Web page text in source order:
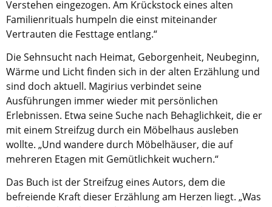
Hinweis
Diese Website wurde am 28. November 2017
archiviert. Neues Online-Angebot:Evangelische
Kirche in Frankfurt.
Verstehen eingezogen. Am Krückstock eines alten
Familienrituals humpeln die einst miteinander
Vertrauten die Festtage entlang.“
Die Sehnsucht nach Heimat, Geborgenheit, Neubeginn,
Wärme und Licht finden sich in der alten Erzählung und
sind doch aktuell. Magirius verbindet seine
Ausführungen immer wieder mit persönlichen
Erlebnissen. Etwa seine Suche nach Behaglichkeit, die er
mit einem Streifzug durch ein Möbelhaus ausleben
wollte. „Und wandere durch Möbelhäuser, die auf
mehreren Etagen mit Gemütlichkeit wuchern.“
Das Buch ist der Streifzug eines Autors, dem die
befreiende Kraft dieser Erzählung am Herzen liegt. „Was